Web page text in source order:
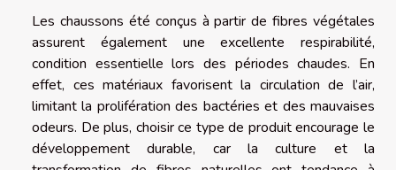
Les chaussons été conçus à partir de fibres végétales
assurent également une excellente respirabilité,
condition essentielle lors des périodes chaudes. En
effet, ces matériaux favorisent la circulation de l’air,
limitant la prolifération des bactéries et des mauvaises
odeurs. De plus, choisir ce type de produit encourage le
développement durable, car la culture et la